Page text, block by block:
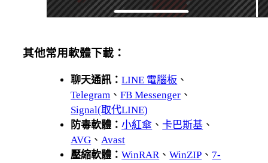
其他常用軟體下載：
聊天通訊：LINE 電腦板 、
Telegram 、FB Messenger 、
Signal(取代LINE)
防毒軟體：小紅傘 、卡巴斯基 、
AVG 、 Avast
壓縮軟體：WinRAR 、WinZIP 、 7-